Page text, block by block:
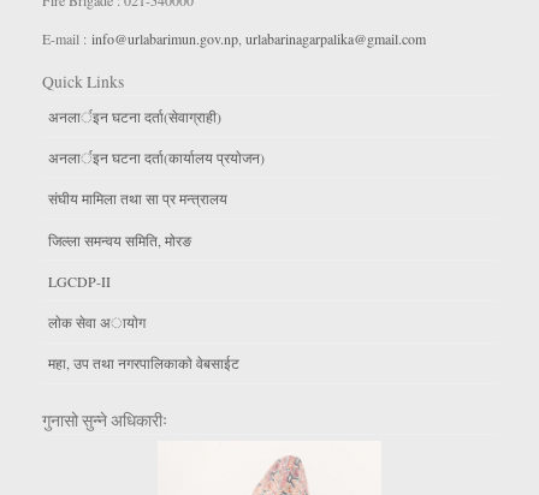
E-mail : info@urlabarimun.gov.np,urlabarinagarpalika@gmail.com
Quick Links
अनलार्इन घटना दर्ता(सेवाग्राही)
अनलार्इन घटना दर्ता(कार्यालय प्रयाेजन)
संघीय मामिला तथा सा प्र मन्त्रालय
जिल्ला समन्वय समिति, माेरङ
LGCDP-II
लाेक सेवा अायाेग
महा, उप तथा नगरपालिकाकाे वेबसाईट
गुनासो सुन्ने अधिकारीः